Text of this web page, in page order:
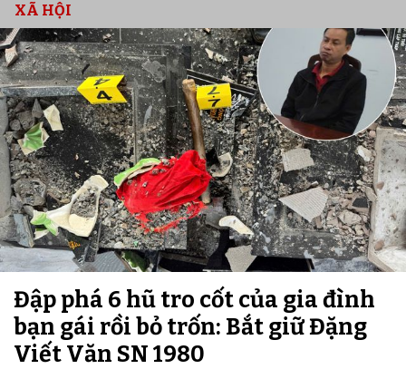
XÃ HỘI
Đập phá 6 hũ tro cốt của gia đình
bạn gái rồi bỏ trốn: Bắt giữ Đặng
Viết Văn SN 1980